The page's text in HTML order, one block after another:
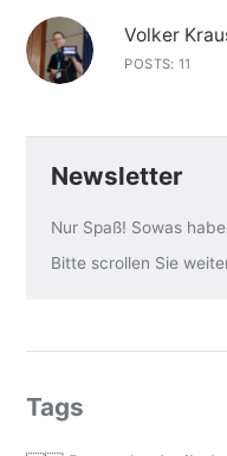
Volker
POSTS: 11
Newsletter
Nur Spaß! Sowas
Bitte scrollen Sie
Tags